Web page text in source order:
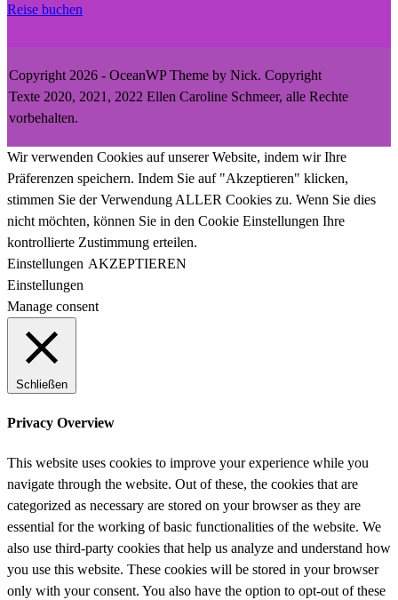
Reise buchen
Copyright 2026 - OceanWP Theme by Nick. Copyright
Texte 2020, 2021, 2022 Ellen Caroline Schmeer, alle Rechte
vorbehalten.
Wir verwenden Cookies auf unserer Website, indem wir Ihre
Präferenzen speichern. Indem Sie auf "Akzeptieren" klicken,
stimmen Sie der Verwendung ALLER Cookies zu. Wenn Sie dies
nicht möchten, können Sie in den Cookie Einstellungen Ihre
kontrollierte Zustimmung erteilen.
Einstellungen AKZEPTIEREN
Einstellungen
Manage consent
Schließen
Privacy Overview
This website uses cookies to improve your experience while you
navigate through the website. Out of these, the cookies that are
categorized as necessary are stored on your browser as they are
essential for the working of basic functionalities of the website. We
also use third-party cookies that help us analyze and understand how
you use this website. These cookies will be stored in your browser
only with your consent. You also have the option to opt-out of these